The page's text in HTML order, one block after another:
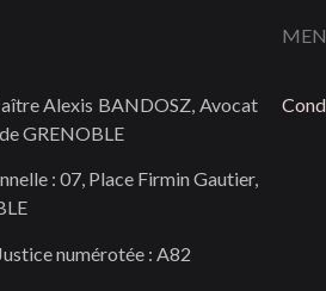
Alexis BANDOSZ, Avocat
GRENOBLE
: 07, Place Firmin Gautier,
numérotée : A82